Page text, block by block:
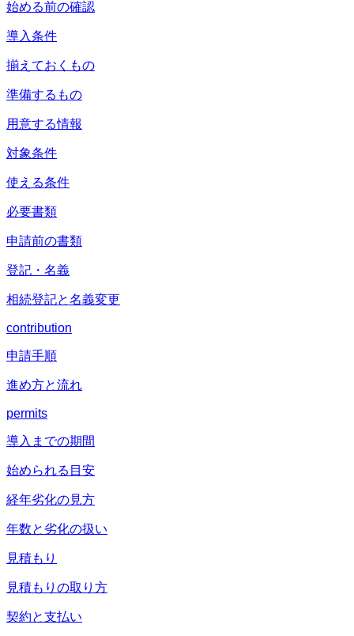
始める前の確認
導入条件
揃えておくもの
準備するもの
用意する情報
対象条件
使える条件
必要書類
申請前の書類
登記・名義
相続登記と名義変更
contribution
申請手順
進め方と流れ
permits
導入までの期間
始められる目安
経年劣化の見方
年数と劣化の扱い
見積もり
見積もりの取り方
契約と支払い